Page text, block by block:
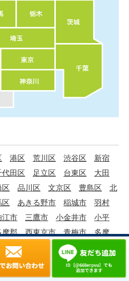
港区 荒川区 渋谷区
新宿
代田区 足立区 台東区
大田
区 品川区 文京区 豊島区
北
区 あきる野市 稲城市
羽村
江市 三鷹市 小金井市
小平
摩郡 西東京市 青梅市
多摩
留米市 東村山市 東大和市
武蔵村山市 武蔵野市
福生市